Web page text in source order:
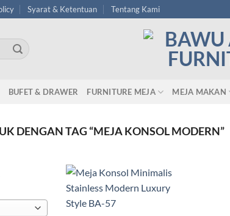
Syarat & Ketentuan Tentang Kami
BUFET & DRAWER FURNITURE MEJA MEJA MAKAN
DENGAN TAG “MEJA KONSOL MODERN”